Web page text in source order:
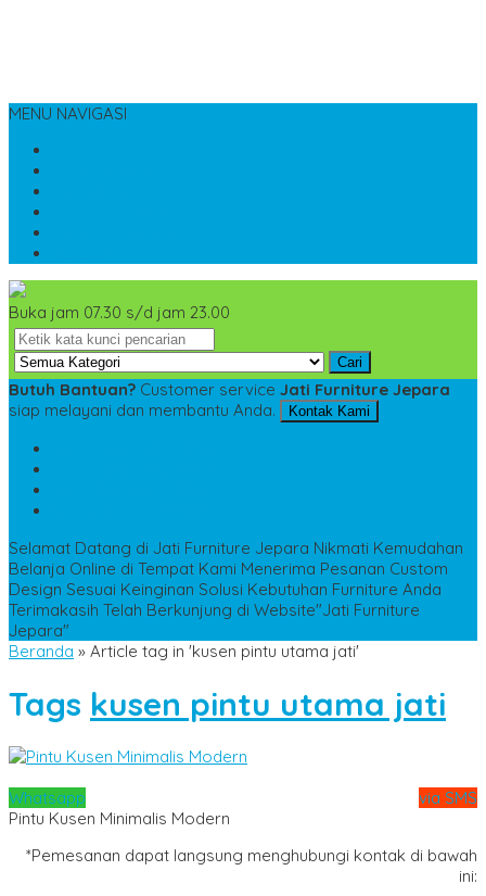
MENU NAVIGASI
Buka jam 07.30 s/d jam 23.00
Cari
Butuh Bantuan? Customer service Jati Furniture Jepara
siap melayani dan membantu Anda.
Kontak Kami
Selamat Datang di Jati Furniture Jepara Nikmati Kemudahan
Belanja Online di Tempat Kami Menerima Pesanan Custom
Design Sesuai Keinginan Solusi Kebutuhan Furniture Anda
Terimakasih Telah Berkunjung di Website"Jati Furniture
Jepara"
Beranda » Article tag in 'kusen pintu utama jati'
Tags kusen pintu utama jati
Whatsapp
via SMS
Pintu Kusen Minimalis Modern
*Pemesanan dapat langsung menghubungi kontak di bawah
ini: